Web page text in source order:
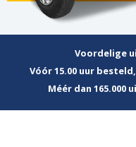
Voordelige
Vóór 15.00 uur
Méér dan